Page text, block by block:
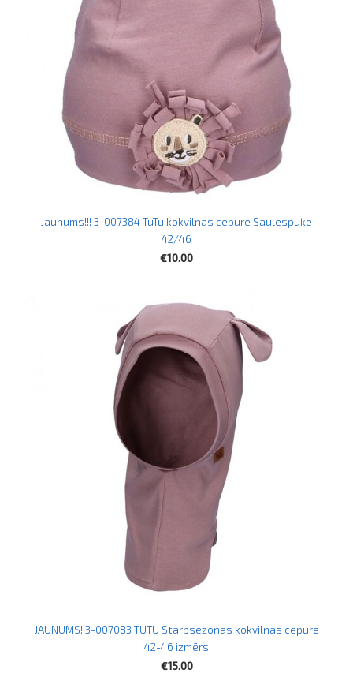
Jaunums!!! 3-007384 TuTu kokvilnas cepure Saulespuķe
42/46
€10.00
JAUNUMS! 3-007083 TUTU Starpsezonas kokvilnas cepure
42-46 izmērs
€15.00